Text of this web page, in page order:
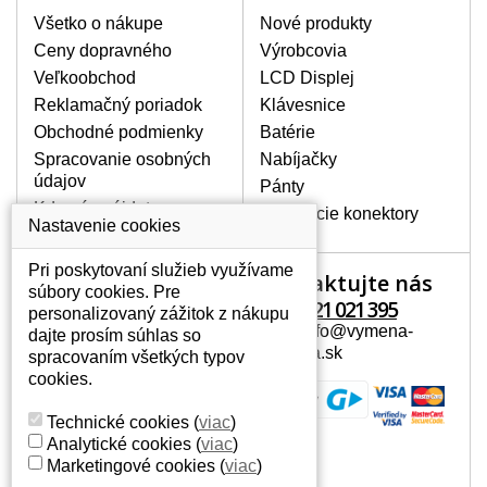
výrobcov. Na našich webových stránkach
ju vyhľadáte veľmi ľahko za pomoci
vyhľadávača. Stačí poznať model
notebooku. Pri každej klávesnici nesmie
chýbať detailná fotografia k aktuálnemu
stavu nášho skladu.
AKO SA ZÁVADA KLÁVESNICE
MÔŽE PREJAVOVAŤ?
Medzi časté prejavy patrí
vynechávanie písmen alebo sa
zobrazujú iné písmená, tiež
zdvojovanie rovnakých znakov. Pri
poliatí tekutinou sa klávesy nevracajú
do pôvodnej polohy. Alebo tiež
AKO TO FUNGUJE?
Všetko o nákupe
Ceny dopravného
Veľkoobchod
Reklamačný poriadok
Obchodné podmienky
Spracovanie osobných
údajov
Kde nás nájdete
Nové produkty
Výrobcovia
LCD Displej
Klávesnice
Batérie
Nabíjačky
Pánty
Napájacie konektory
Váš účet
Váš účet
Osobné informácie
Adresy
Kontaktujte nás
+421 221 021 395
Mail: info@vymena-
displeja.sk
Nastavenie cookies
Pri poskytovaní služieb využívame
súbory cookies. Pre
personalizovaný zážitok z nákupu
dajte prosím súhlas so
spracovaním všetkých typov
cookies.
Technické cookies (viac)
Analytické cookies (viac)
Marketingové cookies (viac)